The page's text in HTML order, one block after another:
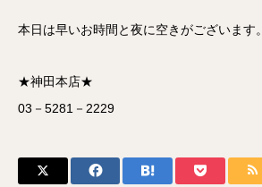
本日は早いお時間と夜に空きがございます。
★神田本店★
03－5281－2229